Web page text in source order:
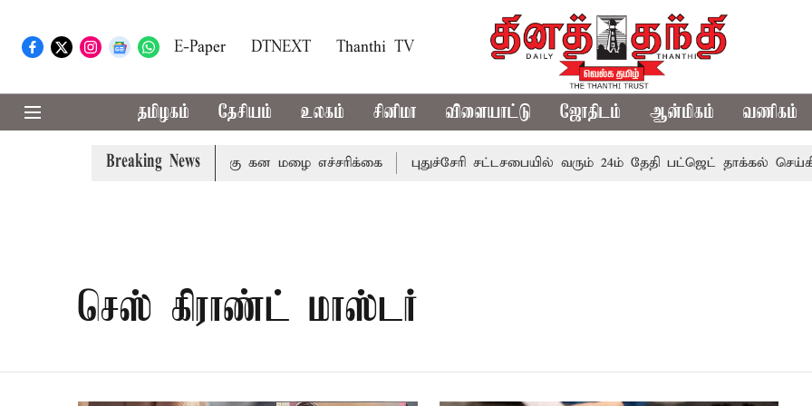
E-Paper DTNEXT Thanthi TV
தமிழகம் தேசியம் உலகம் சினிமா விளையாட்டு ஜோதிடம் ஆன்மிகம் வணிகம்
Breaking News
ஆகிய மாவட்டங்களுக்கு கன மழை எச்சரிக்கை புதுச்சேரி சட்டசபையில் வரும் 24ம் தேதி பட்ஜெட் தாக்கல்
செஸ் கிராண்ட் மாஸ்டர்